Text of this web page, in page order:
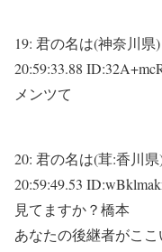
19: 君の名は(神奈川県)
20:59:33.88
メンツて
20: 君の名は(茸:香川県
20:59:49.53
見てますか？橋本
あなたの後継者がこ